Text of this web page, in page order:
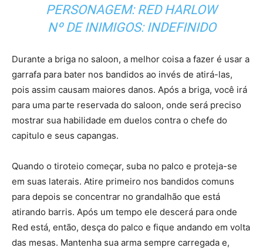
PERSONAGEM: RED HARLOW
Nº DE INIMIGOS: INDEFINIDO
Durante a briga no saloon, a melhor coisa a fazer é usar a
garrafa para bater nos bandidos ao invés de atirá-las,
pois assim causam maiores danos. Após a briga, você irá
para uma parte reservada do saloon, onde será preciso
mostrar sua habilidade em duelos contra o chefe do
capitulo e seus capangas.
Quando o tiroteio começar, suba no palco e proteja-se
em suas laterais. Atire primeiro nos bandidos comuns
para depois se concentrar no grandalhão que está
atirando barris. Após um tempo ele descerá para onde
Red está, então, desça do palco e fique andando em volta
das mesas. Mantenha sua arma sempre carregada e,